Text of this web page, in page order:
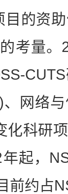
目的资
考量。
网络
化科研
起，
前约占